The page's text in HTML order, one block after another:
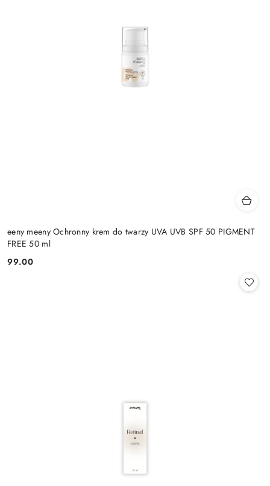
eeny meeny Ochronny krem do twarzy UVA UVB SPF 50 PIGMENT
FREE 50 ml
Cena:
99.00